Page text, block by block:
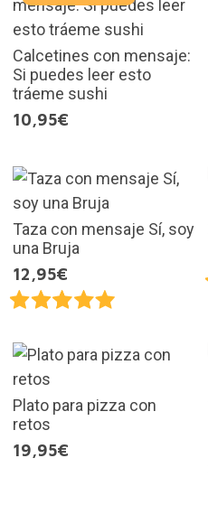
Calcetines con mensaje:
Si puedes leer esto
tráeme sushi
10,95€
Taza con mensaje Sí, soy
una Bruja
12,95€
Plato para pizza con
retos
19,95€